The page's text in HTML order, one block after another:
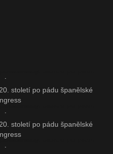
století po pádu španělské
století po pádu španělské